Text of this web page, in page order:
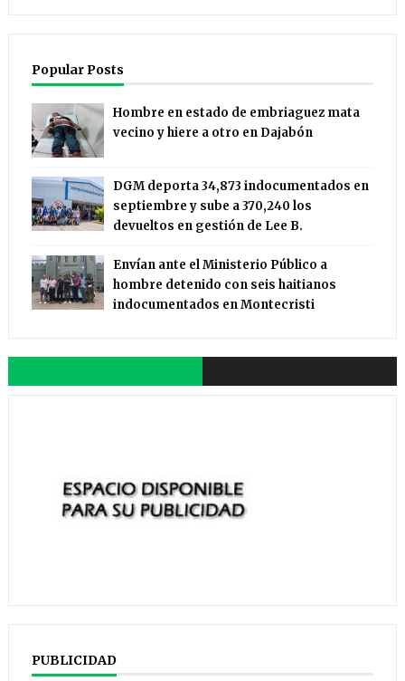
Popular Posts
Hombre en estado de embriaguez mata
vecino y hiere a otro en Dajabón
DGM deporta 34,873 indocumentados en
septiembre y sube a 370,240 los
devueltos en gestión de Lee B.
Envían ante el Ministerio Público a
hombre detenido con seis haitianos
indocumentados en Montecristi
PUBLICIDAD